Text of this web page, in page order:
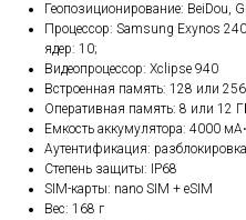
Геопозиционирование: BeiDou,
Процессор: Samsung Exynos
ядер: 10;
Видеопроцессор: Xclipse 940
Встроенная память: 128 или
Оперативная память: 8 или 12
Емкость аккумулятора: 4000
Аутентификация:
Степень защиты: IP68
SIM-карты: nano SIM + eSIM
Вес: 168 г